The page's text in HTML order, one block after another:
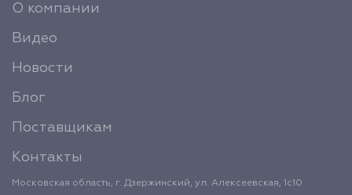
О компании
Видео
Новости
Блог
Поставщикам
Контакты
Московская область, г. Дзержинский, ул. Алексеевская, 1с10